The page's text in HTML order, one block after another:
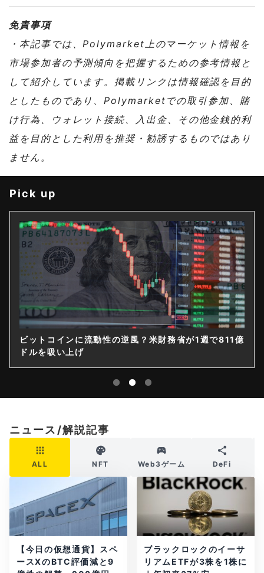
免責事項
・本記事では、Polymarket上のマーケット情報を
市場参加者の予測傾向を把握するための参考情報と
して紹介しています。掲載リンクは情報確認を目的
としたものであり、Polymarketでの取引参加、賭
け行為、ウォレット接続、入出金、その他金銭的利
益を目的とした利用を推奨・勧誘するものではあり
ません。
Pick up
米財務省が1週で811億
ゲームストップ、保有4710BTC
ニュース/解説記事
ALL NFT Web3ゲーム DeFi
【今日の仮想通貨】スペ
ースXのBTC評価減と9
ブラックロックのイーサ
リアムETFが3株を1株に